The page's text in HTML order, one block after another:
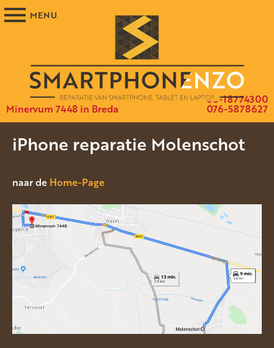
Minervum 7448 in Breda 076-5878627
06-18774300
iPhone reparatie Molenschot
naar de Home-Page